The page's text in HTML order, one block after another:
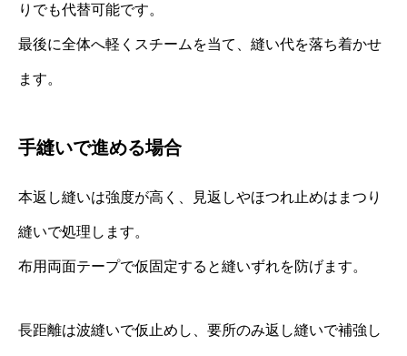
りでも代替可能です。
最後に全体へ軽くスチームを当て、縫い代を落ち着かせ
ます。
手縫いで進める場合
本返し縫いは強度が高く、見返しやほつれ止めはまつり
縫いで処理します。
布用両面テープで仮固定すると縫いずれを防げます。
長距離は波縫いで仮止めし、要所のみ返し縫いで補強し